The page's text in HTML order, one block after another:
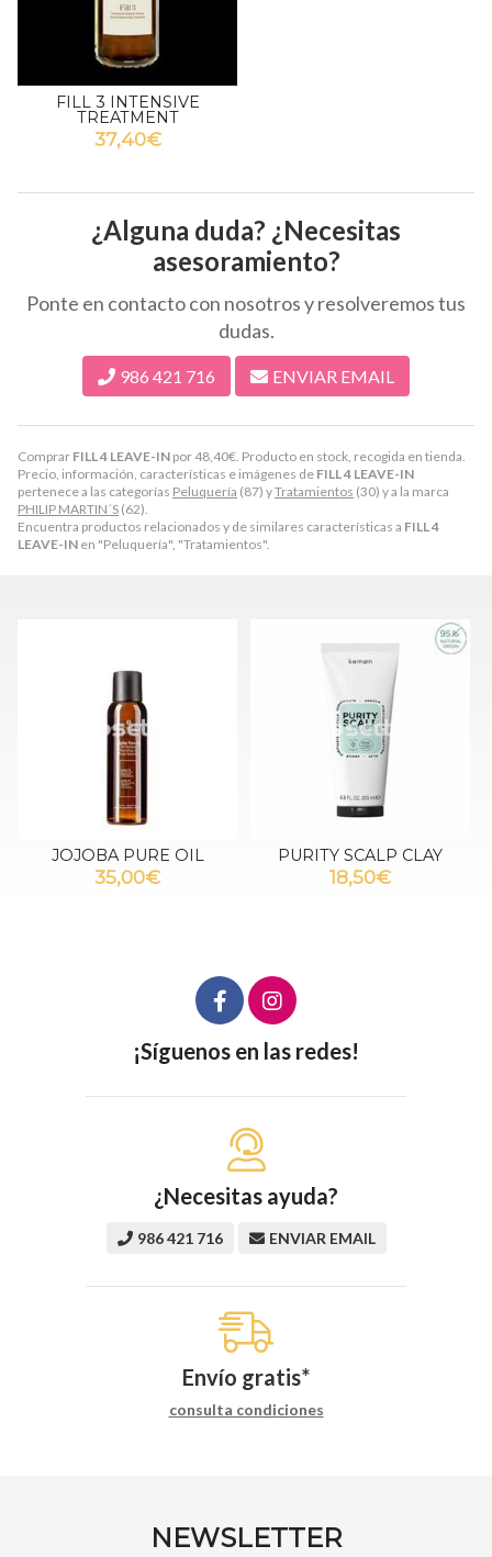
Comprar FILL 4 LEAVE-IN por48,40€ . Producto en stock, recogida en tienda.
Precio, información, características e imágenes de FILL 4 LEAVE-IN
pertenece a las categorías Peluquería (87) yTratamientos (30) y a la marca
PHILIP MARTIN´S (62).
Encuentra productos relacionados y de similares características a FILL 4
LEAVE-IN en "Peluquería", "Tratamientos".
FILL 3 INTENSIVE
TREATMENT
37,40€
¿Alguna duda? ¿Necesitas
asesoramiento?
Ponte en contacto con nosotros y resolveremos tus
dudas.
986 421 716 ENVIAR EMAIL
JOJOBA PURE OIL
35,00€
PURITY SCALP CLAY
18,50€
¡Síguenos en las redes!
¿Necesitas ayuda?
986 421 716 ENVIAR EMAIL
Envío gratis*
consulta condiciones
NEWSLETTER